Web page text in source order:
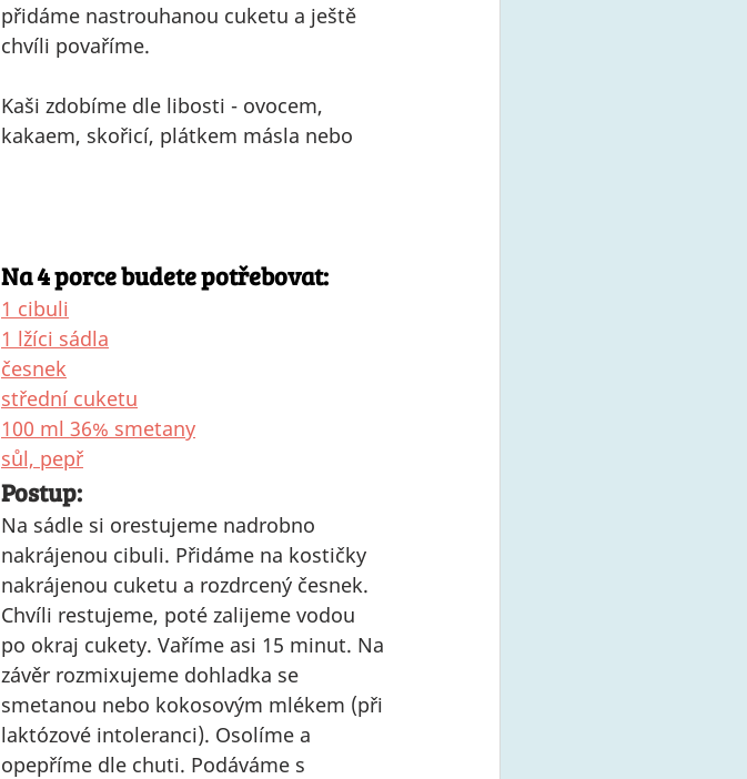
přidáme nastrouhanou cuketu a ještě
chvíli povaříme.
Kaši zdobíme dle libosti - ovocem,
kakaem, skořicí, plátkem másla nebo
Na 4 porce budete potřebovat:
1 cibuli
1 lžíci sádla
česnek
střední cuketu
100 ml 36% smetany
sůl, pepř
Postup:
Na sádle si orestujeme nadrobno
nakrájenou cibuli. Přidáme na kostičky
nakrájenou cuketu a rozdrcený česnek.
Chvíli restujeme, poté zalijeme vodou
po okraj cukety. Vaříme asi 15 minut. Na
závěr rozmixujeme dohladka se
smetanou nebo kokosovým mlékem (při
laktózové intoleranci). Osolíme a
opepříme dle chuti. Podáváme s